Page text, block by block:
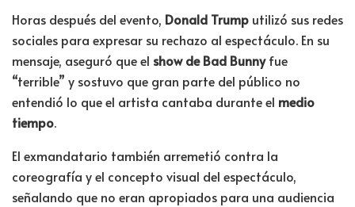
Horas después del evento, Donald Trump utilizó sus redes
sociales para expresar su rechazo al espectáculo. En su
mensaje, aseguró que el show de Bad Bunnyfue
“terrible” y sostuvo que gran parte del público no
entendió lo que el artista cantaba durante el medio
tiempo.
El exmandatario también arremetió contra la
coreografía y el concepto visual del espectáculo,
señalando que no eran apropiados para una audiencia